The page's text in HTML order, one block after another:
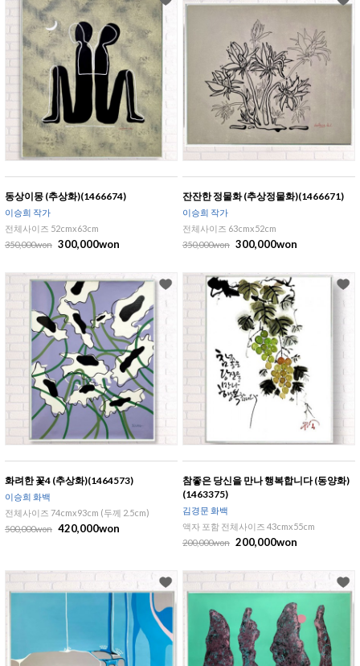
동상이몽 (추상화)(1466674)
이승희 작가
전체사이즈 52cmx63cm
350,000won 300,000won
잔잔한 정물화 (추상정물화)(1466671)
이승희 작가
전체사이즈 63cmx52cm
350,000won 300,000won
화려한 꽃4 (추상화)(1464573)
이승희 화백
전체사이즈 74cmx93cm (두께 2.5cm)
500,000won 420,000won
참좋은 당신을 만나 행복합니다 (동양화)
(1463375)
김경문 화백
액자 포함 전체사이즈 43cmx55cm
200,000won 200,000won